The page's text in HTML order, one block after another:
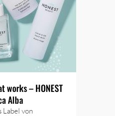
works – HONEST
Alba
Label von